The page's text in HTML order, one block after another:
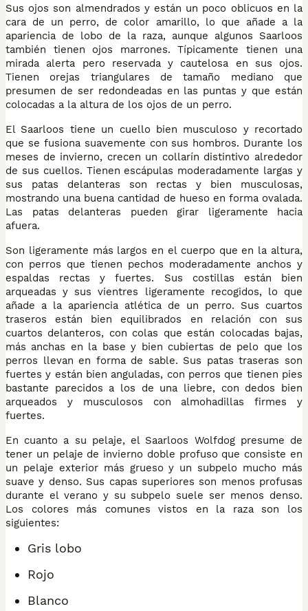
Sus ojos son almendrados y están un poco oblicuos en la
cara de un perro, de color amarillo, lo que añade a la
apariencia de lobo de la raza, aunque algunos Saarloos
también tienen ojos marrones. Típicamente tienen una
mirada alerta pero reservada y cautelosa en sus ojos.
Tienen orejas triangulares de tamaño mediano que
presumen de ser redondeadas en las puntas y que están
colocadas a la altura de los ojos de un perro.
El Saarloos tiene un cuello bien musculoso y recortado
que se fusiona suavemente con sus hombros. Durante los
meses de invierno, crecen un collarín distintivo alrededor
de sus cuellos. Tienen escápulas moderadamente largas y
sus patas delanteras son rectas y bien musculosas,
mostrando una buena cantidad de hueso en forma ovalada.
Las patas delanteras pueden girar ligeramente hacia
afuera.
Son ligeramente más largos en el cuerpo que en la altura,
con perros que tienen pechos moderadamente anchos y
espaldas rectas y fuertes. Sus costillas están bien
arqueadas y sus vientres ligeramente recogidos, lo que
añade a la apariencia atlética de un perro. Sus cuartos
traseros están bien equilibrados en relación con sus
cuartos delanteros, con colas que están colocadas bajas,
más anchas en la base y bien cubiertas de pelo que los
perros llevan en forma de sable. Sus patas traseras son
fuertes y están bien anguladas, con perros que tienen pies
bastante parecidos a los de una liebre, con dedos bien
arqueados y musculosos con almohadillas firmes y
fuertes.
En cuanto a su pelaje, el Saarloos Wolfdog presume de
tener un pelaje de invierno doble profuso que consiste en
un pelaje exterior más grueso y un subpelo mucho más
suave y denso. Sus capas superiores son menos profusas
durante el verano y su subpelo suele ser menos denso.
Los colores más comunes vistos en la raza son los
siguientes:
Gris lobo
Rojo
Blanco